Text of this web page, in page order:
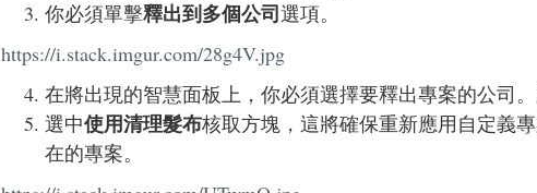
你必須單擊釋出到多個公司選項。
https://i.stack.imgur.com/28g4V.jpg
在將出現的智慧面板上，你必須選擇要釋出專案的公司。
選中使用清理髮布核取方塊，這將確保重新應用自定義
在的專案。